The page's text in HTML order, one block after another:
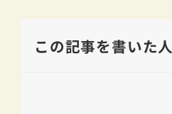
この記事を書いた人